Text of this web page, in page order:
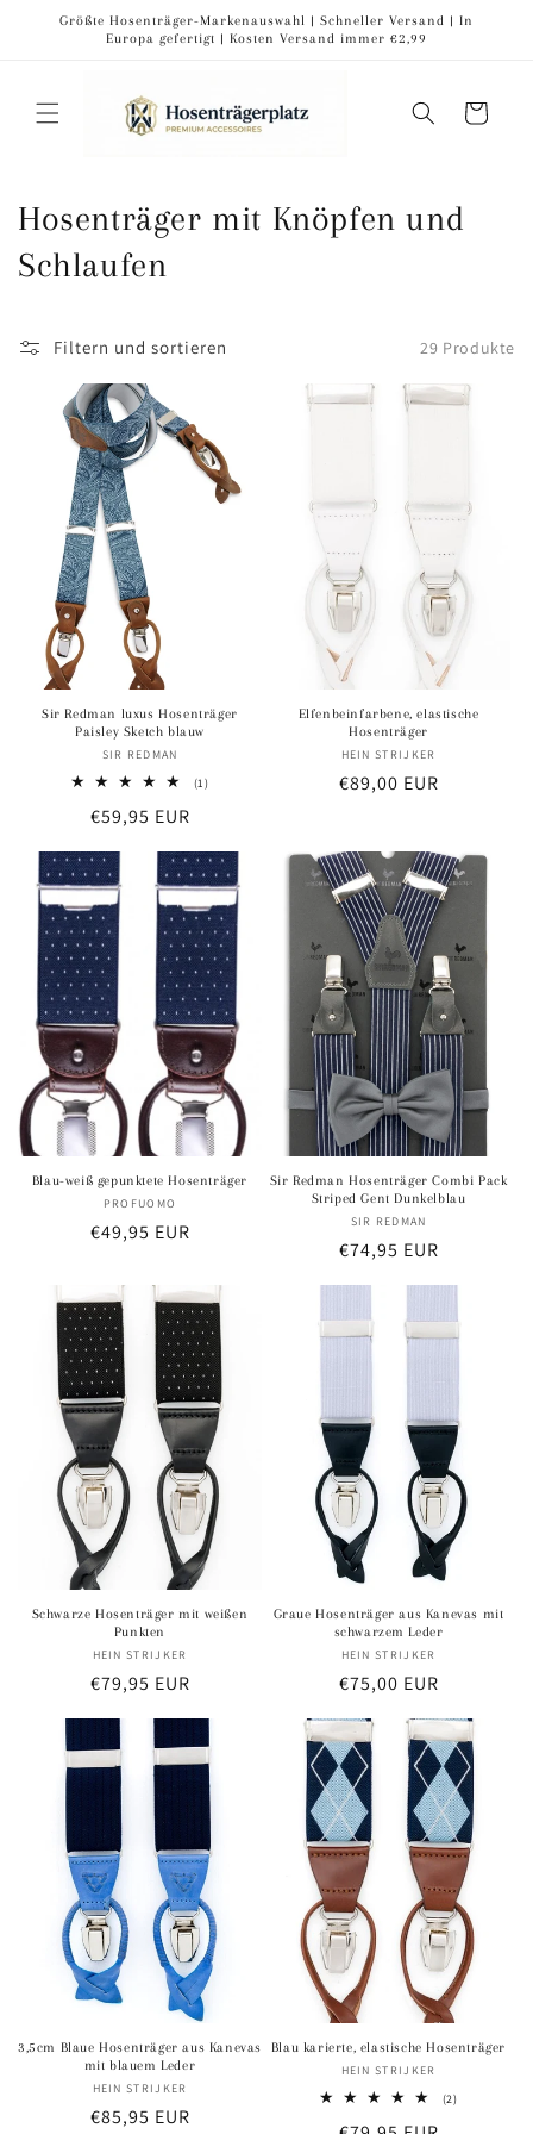
zumGrößte Hosenträger-Markenauswahl | Schneller Versand | In
Europa gefertigt | Kosten Versand immer €2,99
Warenkorb
K
a
e
Hosenträger mit Knöpfen und
Schlaufen
Filtern und sortieren 29 Produkte
Sir Redman luxus Hosenträger
Paisley Sketch blauw
Anbieter:
SIR REDMAN
(1)1
Normaler
€59,95 EUR
Elfenbeinfarbene, elastische
Hosenträger
Anbieter:
HEIN STRIJKER
Normaler
€89,00 EUR
Blau-weiß gepunktete Hosenträger
Anbieter:
PROFUOMO
Normaler
€49,95 EUR
Sir Redman Hosenträger Combi Pack
Striped Gent Dunkelblau
Anbieter:
SIR REDMAN
Normaler
€74,95 EUR
Schwarze Hosenträger mit weißen
Punkten
Anbieter:
HEIN STRIJKER
Normaler
€79,95 EUR
Graue Hosenträger aus Kanevas mit
schwarzem Leder
Anbieter:
HEIN STRIJKER
Normaler
€75,00 EUR
3,5cm Blaue Hosenträger aus Kanevas
mit blauem Leder
Anbieter:
HEIN STRIJKER
Normaler
€85,95 EUR
Blau karierte, elastische Hosenträger
Anbieter:
HEIN STRIJKER
(2)2